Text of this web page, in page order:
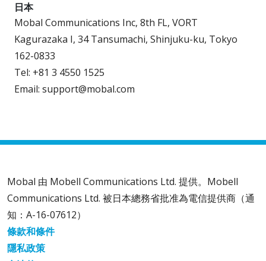
日本
Mobal Communications Inc, 8th FL, VORT
Kagurazaka I, 34 Tansumachi, Shinjuku-ku, Tokyo
162-0833
Tel: +81 3 4550 1525
Email: support@mobal.com
Mobal 由 Mobell Communications Ltd. 提供。Mobell
Communications Ltd. 被日本總務省批准為電信提供商（通
知：A-16-07612）
條款和條件
隱私政策